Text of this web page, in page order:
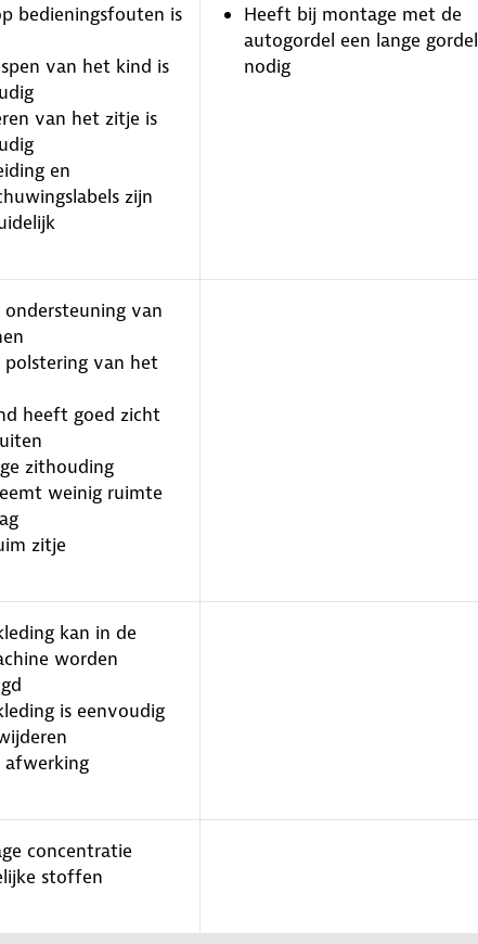
bedieningsfouten is
van het kind is
van het zitje is
en
zijn
Heeft bij montage met de
autogordel een lange gordel
nodig
ondersteuning van
polstering van het
heeft goed zicht
zithouding
weinig ruimte
zitje
kan in de
worden
is eenvoudig
afwerking
concentratie
stoffen